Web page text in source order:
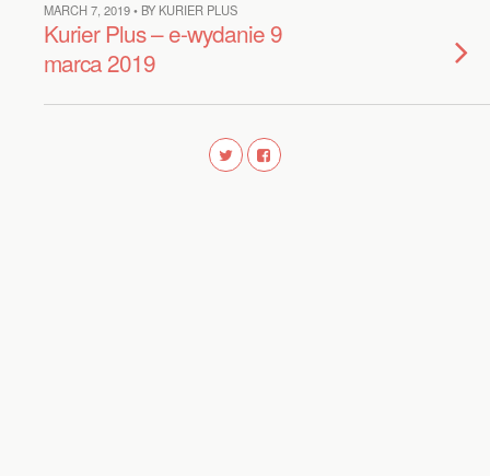
MARCH 7, 2019 • BY KURIER PLUS
Kurier Plus – e-wydanie 9
marca 2019